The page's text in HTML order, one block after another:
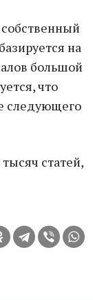
на
большой
что
следующего
статей,